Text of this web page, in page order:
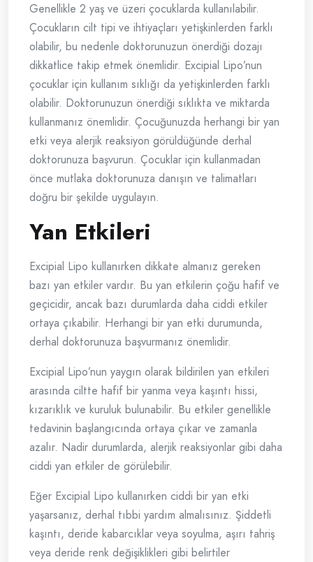
Genellikle 2 yaş ve üzeri çocuklarda kullanılabilir.
Çocukların cilt tipi ve ihtiyaçları yetişkinlerden farklı
olabilir, bu nedenle doktorunuzun önerdiği dozajı
dikkatlice takip etmek önemlidir. Excipial Lipo’nun
çocuklar için kullanım sıklığı da yetişkinlerden farklı
olabilir. Doktorunuzun önerdiği sıklıkta ve miktarda
kullanmanız önemlidir. Çocuğunuzda herhangi bir yan
etki veya alerjik reaksiyon görüldüğünde derhal
doktorunuza başvurun. Çocuklar için kullanmadan
önce mutlaka doktorunuza danışın ve talimatları
doğru bir şekilde uygulayın.
Yan Etkileri
Excipial Lipo kullanırken dikkate almanız gereken
bazı yan etkiler vardır. Bu yan etkilerin çoğu hafif ve
geçicidir, ancak bazı durumlarda daha ciddi etkiler
ortaya çıkabilir. Herhangi bir yan etki durumunda,
derhal doktorunuza başvurmanız önemlidir.
Excipial Lipo’nun yaygın olarak bildirilen yan etkileri
arasında ciltte hafif bir yanma veya kaşıntı hissi,
kızarıklık ve kuruluk bulunabilir. Bu etkiler genellikle
tedavinin başlangıcında ortaya çıkar ve zamanla
azalır. Nadir durumlarda, alerjik reaksiyonlar gibi daha
ciddi yan etkiler de görülebilir.
Eğer Excipial Lipo kullanırken ciddi bir yan etki
yaşarsanız, derhal tıbbi yardım almalısınız. Şiddetli
kaşıntı, deride kabarcıklar veya soyulma, aşırı tahriş
veya deride renk değişiklikleri gibi belirtiler